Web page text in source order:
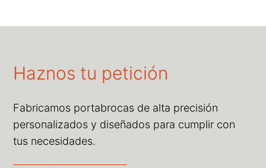
Haznos tu petición
Fabricamos portabrocas de alta precisión
personalizados y diseñados para cumplir con
tus necesidades.